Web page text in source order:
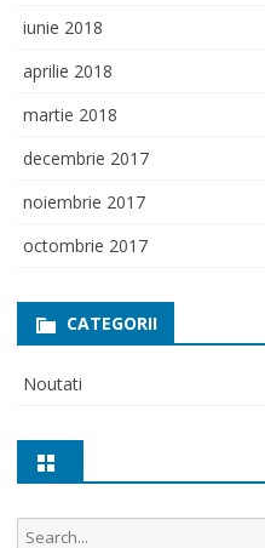
iunie 2018
aprilie 2018
martie 2018
decembrie 2017
noiembrie 2017
octombrie 2017
CATEGORII
Noutati
Search